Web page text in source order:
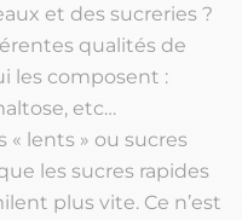
et des sucreries ?
qualités de
les composent :
etc…
« lents » ou sucres
les sucres rapides
plus vite. Ce n’est